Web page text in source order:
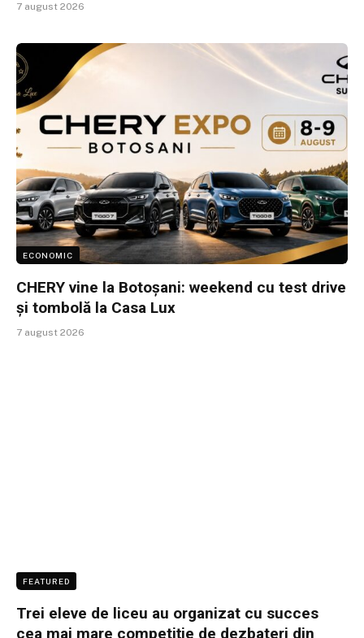
7 august 2026
ECONOMIC
CHERY vine la Botoșani: weekend cu test drive
și tombolă la Casa Lux
7 august 2026
FEATURED
Trei eleve de liceu au organizat cu succes
cea mai mare competiție de dezbateri din